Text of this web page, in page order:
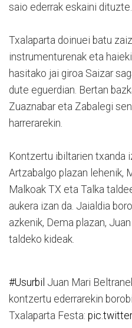
saio ederrak eskaini dituzte.
Txalaparta doinuei batu
instrumenturenak eta
hasitako jai giroa Saizar
dute eguerdian. Bertan
Zuaznabar eta Zabalegi
harrerarekin.
Kontzertu ibiltarien txanda
Artzabalgo plazan lehenik,
Malkoak TX eta Talka
aukera izan da. Jaialdia
azkenik, Dema plazan,
taldeko kideak.
#Usurbil Juan Mari
kontzertu ederrarekin
Txalaparta Festa: